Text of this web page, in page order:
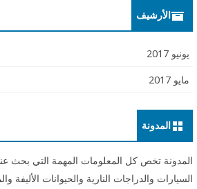
الأرشيف
يونيو 2017
مايو 2017
المدونة
المدونة تخص كل المعلومات المهمة التي بحث
السيارات والدراجات النارية والحيوانات الأليفة